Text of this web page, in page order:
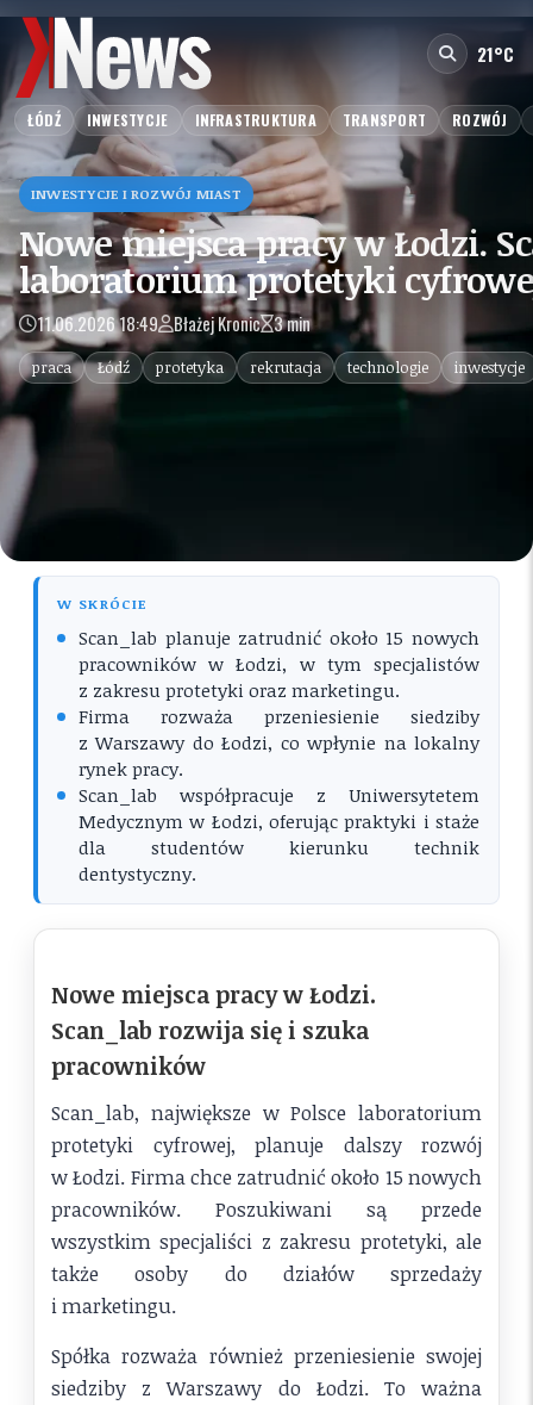
21°C
ŁÓDŹ INWESTYCJE INFRASTRUKTURA TRANSPORT ROZWÓJ
INWESTYCJE I ROZWÓJ MIAST
Nowe miejsca pracy w Łodzi.
laboratorium protetyki
11.06.2026 18:49 Błażej Kronic 3 min
praca Łódź protetyka rekrutacja technologie inwestycje
W SKRÓCIE
Scan_lab planuje zatrudnić około 15 nowych
pracowników w Łodzi, w tym specjalistów
z zakresu protetyki oraz marketingu.
Firma rozważa przeniesienie siedziby
z Warszawy do Łodzi, co wpłynie na lokalny
rynek pracy.
Scan_lab współpracuje z Uniwersytetem
Medycznym w Łodzi, oferując praktyki i staże
dla studentów kierunku technik
dentystyczny.
Nowe miejsca pracy w Łodzi.
Scan_lab rozwija się i szuka
pracowników
Scan_lab, największe w Polsce laboratorium
protetyki cyfrowej, planuje dalszy rozwój
w Łodzi. Firma chce zatrudnić około 15 nowych
pracowników. Poszukiwani są przede
wszystkim specjaliści z zakresu protetyki, ale
także osoby do działów sprzedaży
i marketingu.
Spółka rozważa również przeniesienie swojej
siedziby z Warszawy do Łodzi. To ważna